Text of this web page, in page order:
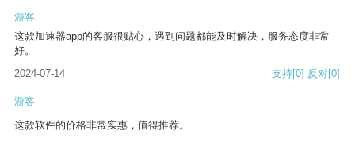
游客
这款加速器app的客服很贴心，遇到问题都能及时解决，服务态度非常
好。
2024-07-14
支持[0] 反对[0]
游客
这款软件的价格非常实惠，值得推荐。